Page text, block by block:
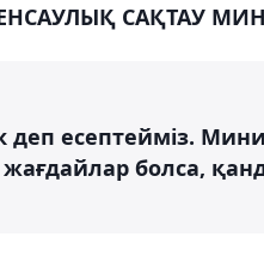
САҚТАУ
деп есептейміз.
болса,